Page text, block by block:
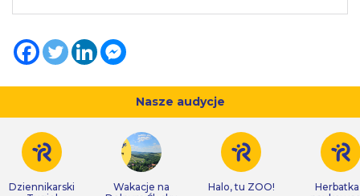
Nasze audycje
Dziennikarski
Wakacje na
Halo, tu ZOO!